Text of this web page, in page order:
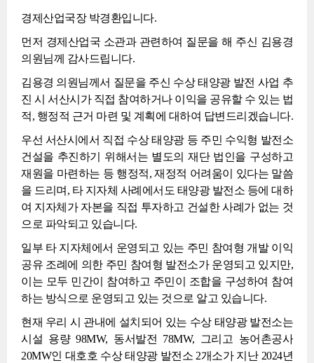
경제산업국장 박경환입니다.
먼저 경제산업국 소관과 관련하여 질문을 해 주신 김용경
의원님께 감사드립니다.
김용경 의원님께서 질문을 주신 수상 태양광 발전 사업 추
진 시 서산시가 직접 참여하거나 이익을 공유할 수 있는 법
적, 행정적 근거 마련 및 계획에 대하여 답변드리겠습니다.
우선 서산시에서 직접 수상 태양광 등 주민 수익형 발전소
건설을 추진하기 위해서는 별도의 재단 법인을 구성하고
재원을 마련하는 등 행정적, 재정적 어려움이 있다는 말씀
을 드리며, 타 지자체 사례에서도 태양광 발전소 등에 대하
여 지자체가 자본을 직접 투자하고 건설한 사례가 없는 것
으로 파악되고 있습니다.
일부 타 지자체에서 운영되고 있는 주민 참여형 개발 이익
공유 조례에 의한 주민 참여형 발전소가 운영되고 있지만,
이는 모두 민간이 참여하고 주민이 조합을 구성하여 참여
하는 방식으로 운영되고 있는 것으로 알고 있습니다.
현재 우리 시 관내에 설치되어 있는 수상 태양광 발전소는
시설 용량 98MW, 동서발전 78MW, 그리고 농어촌공사
20MW인 대호호 수상 태양광 발전소 2개소가 지난 2024년